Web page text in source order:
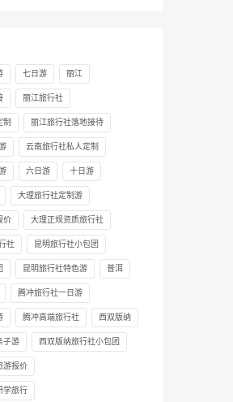
七日游 丽江
丽江旅行社
制 丽江旅行社落地接待
云南旅行社私人定制
六日游 十日游
大理旅行社定制游
价 大理正规资质旅行社
社 昆明旅行社小包团
昆明旅行社特色游 普洱
腾冲旅行社一日游
腾冲高端旅行社 西双版纳
子游 西双版纳旅行社小包团
游报价
学旅行